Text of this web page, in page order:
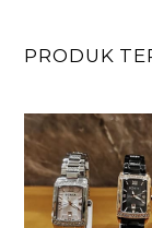
PRODUK